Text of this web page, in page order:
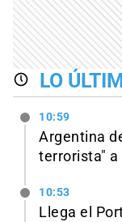
LO
10:59
Argentina
terrorista" a
10:53
Llega el